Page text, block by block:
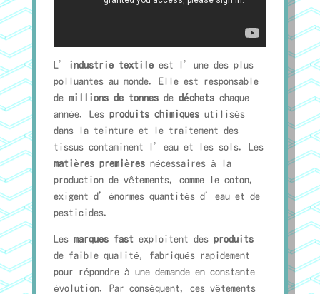
L’ industrie textileest l’une des plus
polluantes au monde. Elle est responsable
de millions de tonnesde déchetschaque
année. Les produits chimiquesutilisés
dans la teinture et le traitement des
tissus contaminent l’eau et les sols. Les
matières premièresnécessaires à la
production de vêtements, comme le coton,
exigent d’énormes quantités d’eau et de
pesticides.
Les marques fastexploitent des produits
de faible qualité, fabriqués rapidement
pour répondre à une demande en constante
évolution. Par conséquent, ces vêtements